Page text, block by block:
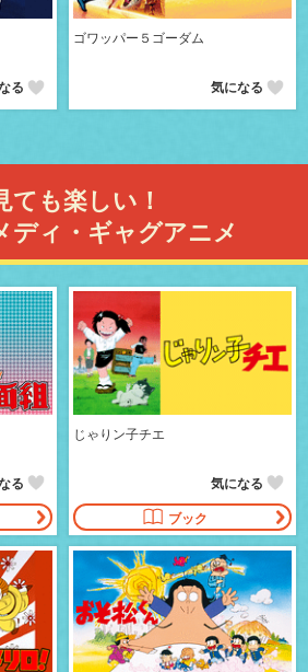
る
ゴワッパー５ゴーダム
気になる
ても楽しい！
ディ・ギャグアニメ
る
じゃりン子チエ
ブック
気になる